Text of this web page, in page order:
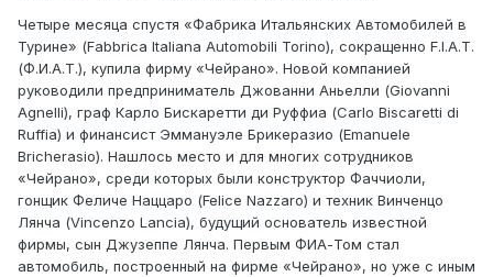
Четыре месяца спустя «Фабрика Итальянских Автомобилей в
Турине» (Fabbrica Italiana Automobili Torino), сокращенно F.I.А.Т.
(Ф.И.А.Т.), купила фирму «Чейрано». Новой компанией
руководили предприниматель Джованни Аньелли (Giovanni
Agnelli), граф Карло Бискаретти ди Руффиа (Carlo Biscaretti di
Ruffia) и финансист Эммануэле Брикеразио (Emanuele
Bricherasio). Нашлось место и для многих сотрудников
«Чейрано», среди которых были конструктор Фаччиоли,
гонщик Феличе Наццаро (Felice Nazzaro) и техник Винченцо
Лянча (Vincenzo Lancia), будущий основатель известной
фирмы, сын Джузеппе Лянча. Первым ФИА-Том стал
автомобиль, построенный на фирме «Чейрано», но уже с иным